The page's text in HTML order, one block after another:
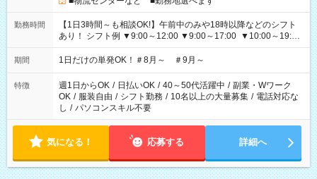
勤務時間
【1日3時間～も相談OK!】午前中のみや18時以降などのシフト
あり！ シフト例 ▼9:00～12:00 ▼9:00～17:00 ▼10:00～19:00
▼18:00～21:00
期間 1日だけの単発OK！＃8月～ ＃9月～
特徴 週1日からOK / 日払いOK / 40～50代活躍中 / 副業・Wワーク
OK / 服装自由 / シフト勤務 / 10名以上の大量募集 / 電話対応な
し / パソコンスキル不要
気になる！ 応募する 詳細へ